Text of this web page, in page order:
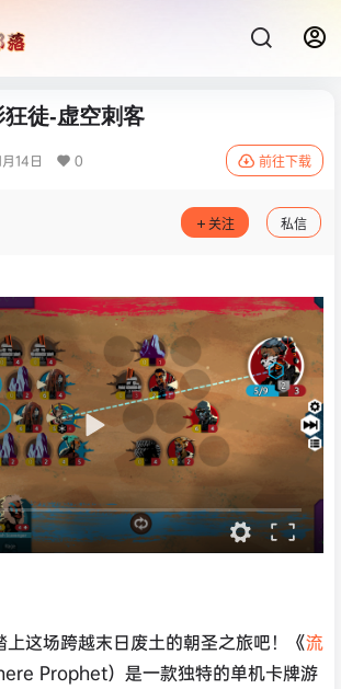
徒-虚空刺客
14日 0 前往下载
关注 私信
上这场跨越末日废土的朝圣之旅吧！《流
Prophet）是一款独特的单机卡牌游